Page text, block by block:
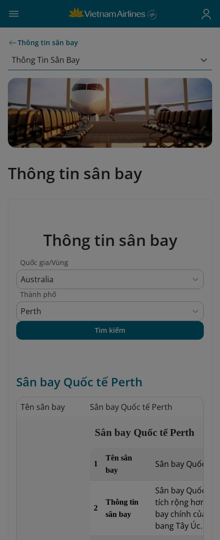
Thông tin sân bay
Thông Tin Sân Bay
Thông tin sân bay
Thông tin sân bay
Quốc gia/Vùng
Australia
Thành phố
Perth
Tìm kiếm
Sân bay Quốc tế Perth
Tên sân bay Sân bay Quốc tế Perth
Sân bay Quốc tế Perth
1
Tên sân
bay
Sân bay Quốc tế
2
Thông tin
sân bay
Sân bay Quốc tế
tích rộng hơn
bay chính của
bang Tây Úc.